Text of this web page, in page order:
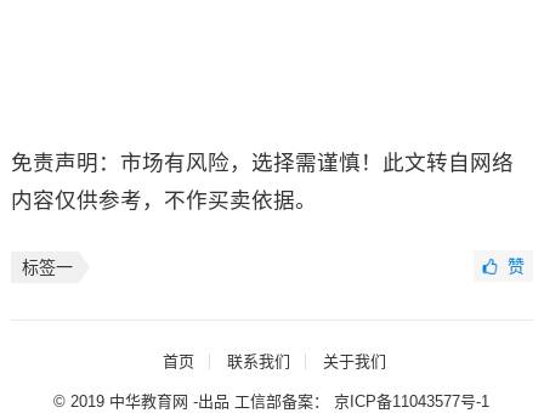
免责声明：市场有风险，选择需谨慎！此文转自网络
内容仅供参考，不作买卖依据。
标签一 赞
首页 联系我们 关于我们
© 2019 中华教育网 -出品 工信部备案：京ICP备11043577号-1